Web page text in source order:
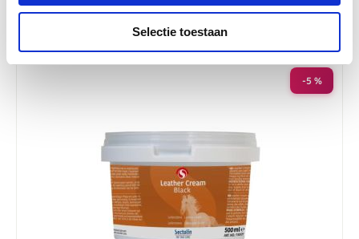
Selectie toestaan
-5 %